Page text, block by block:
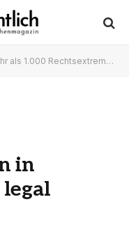
1.000 Rechtsextremisten in Deutschland sind legal bewaffnet
in